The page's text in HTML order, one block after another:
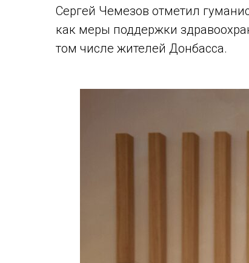
Сергей Чемезов отметил
как меры поддержки
том числе жителей Донбасса.